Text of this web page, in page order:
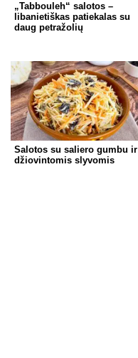
„Tabbouleh“ salotos –
libanietiškas patiekalas su
daug petražolių
Salotos su saliero gumbu ir
džiovintomis slyvomis